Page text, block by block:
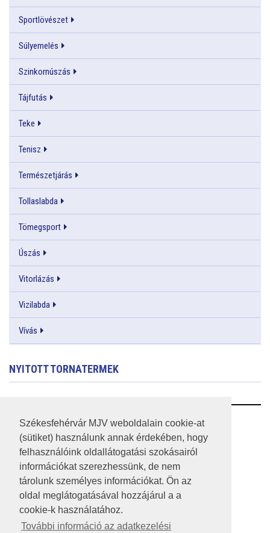
Székesfehérvár MJV weboldalain cookie-at
(sütiket) használunk annak érdekében, hogy
felhasználóink oldallátogatási szokásairól
információkat szerezhessünk, de nem
tárolunk személyes információkat. Ön az
oldal meglátogatásával hozzájárul a a
cookie-k használatához.
További információ az adatkezelési
Sportlövészet
Súlyemelés
Szinkornúszás
Tájfutás
Teke
Tenisz
Természetjárás
Tollaslabda
Tömegsport
Úszás
Vitorlázás
Vizilabda
Vívás
NYITOTT TORNATERMEK
RSS
A HONLAP 2017.03.31-I ÁLLAPOTA
JOGI NYILATKOZAT
IMPRESSZUM